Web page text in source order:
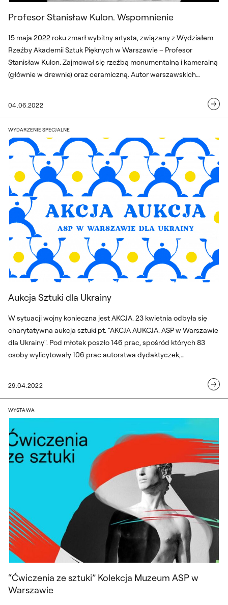
Profesor Stanisław Kulon. Wspomnienie
15 maja 2022 roku zmarł wybitny artysta, związany z Wydziałem
Rzeźby Akademii Sztuk Pięknych w Warszawie – Profesor
Stanisław Kulon. Zajmował się rzeźbą monumentalną i kameralną
(głównie w drewnie) oraz ceramiczną. Autor warszawskich
04.06.2022
Aukcja Sztuki dla Ukrainy
WYDARZENIE SPECJALNE
Aukcja Sztuki dla Ukrainy
W sytuacji wojny konieczna jest AKCJA. 23 kwietnia odbyła się
charytatywna aukcja sztuki pt. "AKCJA AUKCJA. ASP w Warszawie
dla Ukrainy". Pod młotek poszło 146 prac, spośród których 83
osoby wylicytowały 106 prac autorstwa dydaktyczek,
Aukcję poprowadzili: dr Marika Kuźmicz oraz Dariusz Mikołajczak.
000 zł!
29.04.2022
“Ćwiczenia ze sztuki” Kolekcja Muzeum
WYSTAWA
“Ćwiczenia ze sztuki” Kolekcja Muzeum ASP w
Warszawie